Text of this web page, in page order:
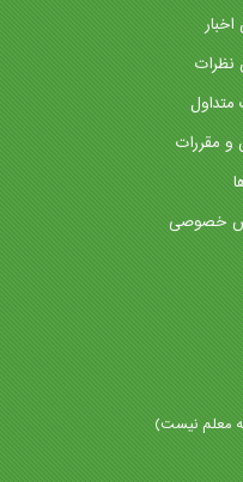
نظرات
متداول
و مقررات
خصوصی
معلم نیست)